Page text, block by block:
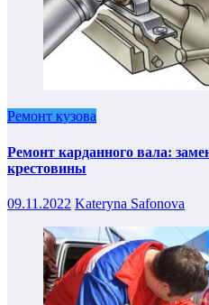
Ремонт кузова
Ремонт карданного вала:
крестовины
09.11.2022 Kateryna Safonova